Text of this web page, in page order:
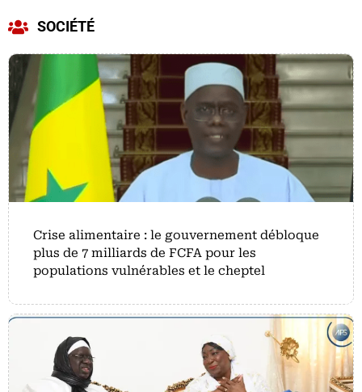
SOCIÉTÉ
Crise alimentaire : le gouvernement débloque
plus de 7 milliards de FCFA pour les
populations vulnérables et le cheptel